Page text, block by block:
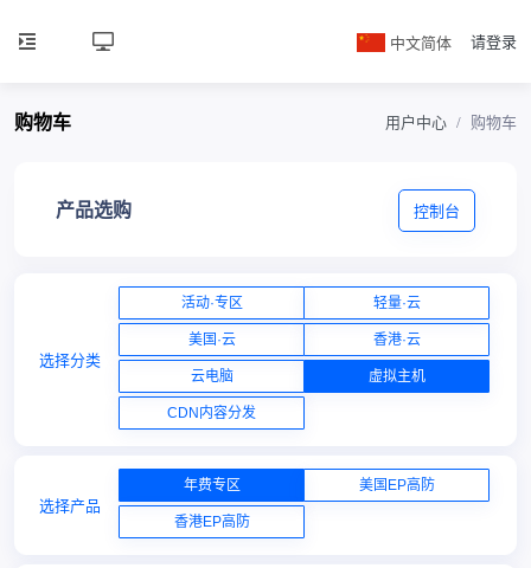
中文简体 请登录
购物车 用户中心 购物车
产品选购 控制台
选择分类
活动·专区 轻量·云
美国·云 香港·云
云电脑 虚拟主机
CDN内容分发
选择产品
年费专区 美国EP高防
香港EP高防